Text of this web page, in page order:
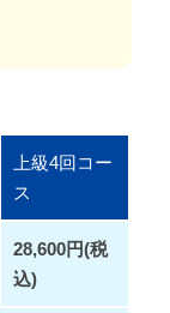
上級4回コー
ス
28,600円(税
込)